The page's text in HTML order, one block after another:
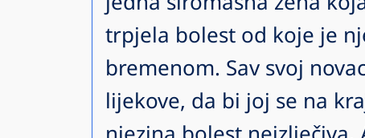
trpjela bolest od koje je
bremenom. Sav svoj
lijekove, da bi joj se na